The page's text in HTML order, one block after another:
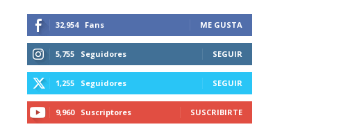
32,954 Fans ME GUSTA
5,755 Seguidores SEGUIR
1,255 Seguidores SEGUIR
9,960 Suscriptores SUSCRIBIRTE